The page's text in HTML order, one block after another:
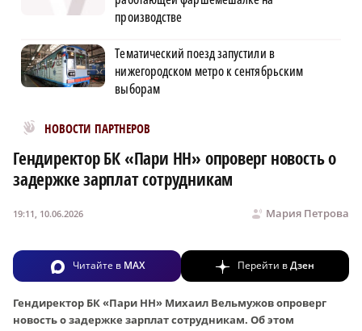
производстве
Тематический поезд запустили в
нижегородском метро к сентябрьским
выборам
НОВОСТИ ПАРТНЕРОВ
Новости МирТесен
Гендиректор БК «Пари НН» опроверг новость о
задержке зарплат сотрудникам
Мария Петрова
19:11, 10.06.2026
Читайте в MAX Перейти вДзен
Гендиректор БК «Пари НН» Михаил Вельмужов опроверг
новость о задержке зарплат сотрудникам. Об этом